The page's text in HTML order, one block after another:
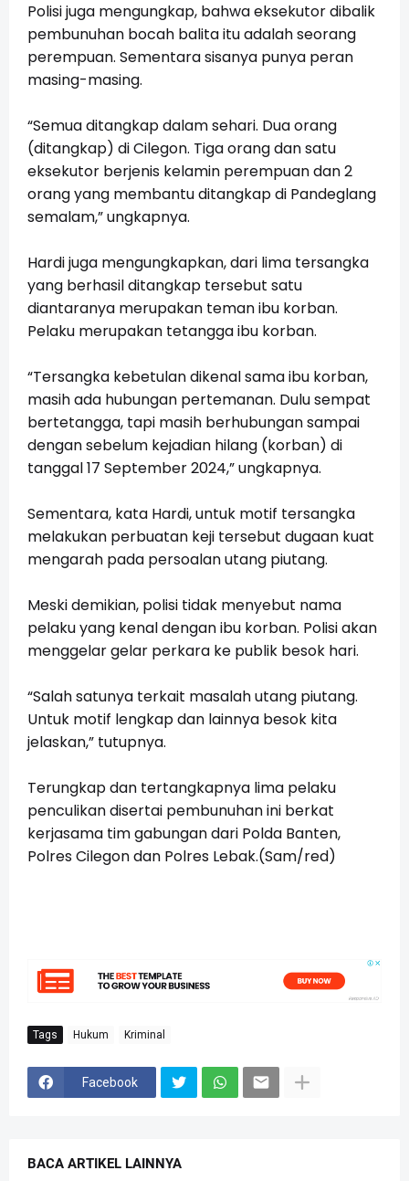
Polisi juga mengungkap, bahwa eksekutor dibalik
pembunuhan bocah balita itu adalah seorang
perempuan. Sementara sisanya punya peran
masing-masing.
“Semua ditangkap dalam sehari. Dua orang
(ditangkap) di Cilegon. Tiga orang dan satu
eksekutor berjenis kelamin perempuan dan 2
orang yang membantu ditangkap di Pandeglang
semalam,” ungkapnya.
Hardi juga mengungkapkan, dari lima tersangka
yang berhasil ditangkap tersebut satu
diantaranya merupakan teman ibu korban.
Pelaku merupakan tetangga ibu korban.
“Tersangka kebetulan dikenal sama ibu korban,
masih ada hubungan pertemanan. Dulu sempat
bertetangga, tapi masih berhubungan sampai
dengan sebelum kejadian hilang (korban) di
tanggal 17 September 2024,” ungkapnya.
Sementara, kata Hardi, untuk motif tersangka
melakukan perbuatan keji tersebut dugaan kuat
mengarah pada persoalan utang piutang.
Meski demikian, polisi tidak menyebut nama
pelaku yang kenal dengan ibu korban. Polisi akan
menggelar gelar perkara ke publik besok hari.
“Salah satunya terkait masalah utang piutang.
Untuk motif lengkap dan lainnya besok kita
jelaskan,” tutupnya.
Terungkap dan tertangkapnya lima pelaku
penculikan disertai pembunuhan ini berkat
kerjasama tim gabungan dari Polda Banten,
Polres Cilegon dan Polres Lebak.(Sam/red)
Tags Hukum Kriminal
Facebook
BACA ARTIKEL LAINNYA